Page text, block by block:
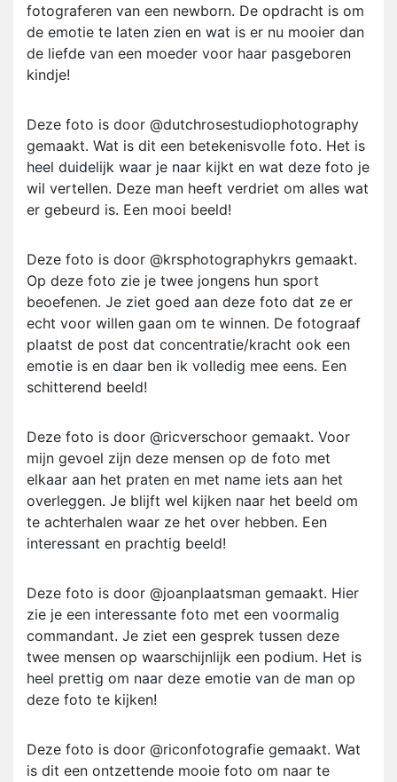
fotograferen van een newborn. De opdracht is om
de emotie te laten zien en wat is er nu mooier dan
de liefde van een moeder voor haar pasgeboren
kindje!
Deze foto is door @dutchrosestudiophotography
gemaakt. Wat is dit een betekenisvolle foto. Het is
heel duidelijk waar je naar kijkt en wat deze foto je
wil vertellen. Deze man heeft verdriet om alles wat
er gebeurd is. Een mooi beeld!
Deze foto is door @krsphotographykrs gemaakt.
Op deze foto zie je twee jongens hun sport
beoefenen. Je ziet goed aan deze foto dat ze er
echt voor willen gaan om te winnen. De fotograaf
plaatst de post dat concentratie/kracht ook een
emotie is en daar ben ik volledig mee eens. Een
schitterend beeld!
Deze foto is door @ricverschoor gemaakt. Voor
mijn gevoel zijn deze mensen op de foto met
elkaar aan het praten en met name iets aan het
overleggen. Je blijft wel kijken naar het beeld om
te achterhalen waar ze het over hebben. Een
interessant en prachtig beeld!
Deze foto is door @joanplaatsman gemaakt. Hier
zie je een interessante foto met een voormalig
commandant. Je ziet een gesprek tussen deze
twee mensen op waarschijnlijk een podium. Het is
heel prettig om naar deze emotie van de man op
deze foto te kijken!
Deze foto is door @riconfotografie gemaakt. Wat
is dit een ontzettende mooie foto om naar te